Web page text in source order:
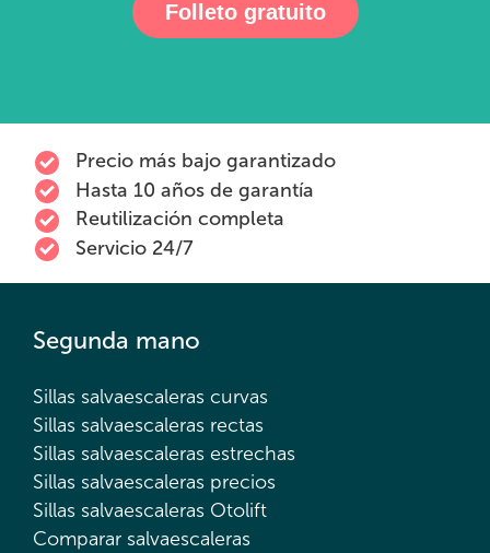
Folleto gratuito
Precio más bajo garantizado
Hasta 10 años de garantía
Reutilización completa
Servicio 24/7
Segunda mano
Sillas salvaescaleras curvas
Sillas salvaescaleras rectas
Sillas salvaescaleras estrechas
Sillas salvaescaleras precios
Sillas salvaescaleras Otolift
Comparar salvaescaleras